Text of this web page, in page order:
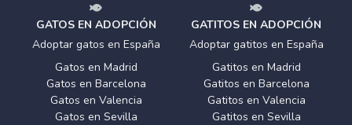
GATOS EN ADOPCIÓN
Adoptar gatos en España
Gatos en Madrid
Gatos en Barcelona
Gatos en Valencia
Gatos en Sevilla
GATITOS EN ADOPCIÓN
Adoptar gatitos en España
Gatitos en Madrid
Gatitos en Barcelona
Gatitos en Valencia
Gatitos en Sevilla